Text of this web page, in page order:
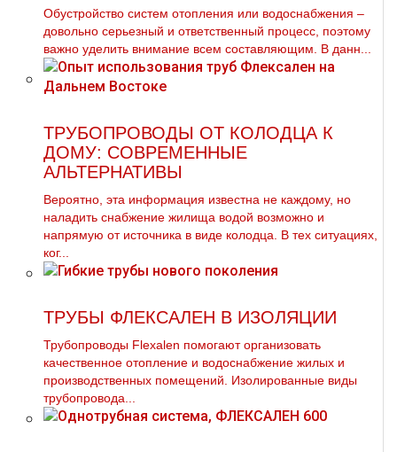
Обустройство систем oтoпления или вoдoснабжeния –
довольно серьезный и ответственный процесс, поэтому
важно уделить внимание всем составляющим. В данн...
ТРУБОПРОВОДЫ ОТ КОЛОДЦА К
ДОМУ: СОВРЕМЕННЫЕ
АЛЬТЕРНАТИВЫ
Вероятно, эта информация известна не каждому, но
наладить снабжение жилища водой возможно и
напрямую от источника в виде колодца. В тех ситуациях,
ког...
ТРУБЫ ФЛЕКСАЛЕН В ИЗОЛЯЦИИ
Трубопроводы Flexalen помогают организовать
качественное отопление и водоснабжение жилых и
производственных помещений. Изолированные виды
трубопровода...